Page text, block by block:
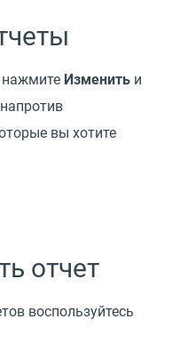
нажмите Изменить и
вы хотите
отчет
воспользуйтесь